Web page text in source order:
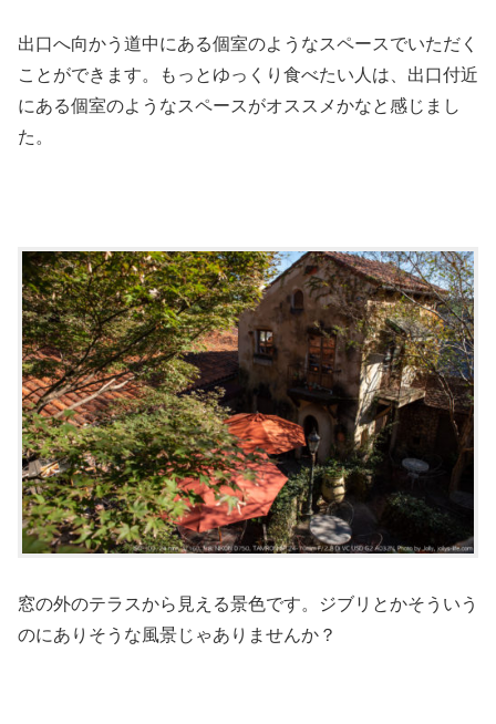
出口へ向かう道中にある個室のようなスペースでいただく
ことができます。もっとゆっくり食べたい人は、出口付近
にある個室のようなスペースがオススメかなと感じまし
た。
窓の外のテラスから見える景色です。ジブリとかそういう
のにありそうな風景じゃありませんか？